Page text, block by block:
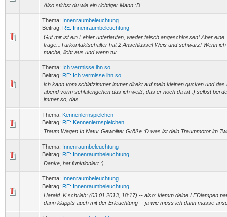
Also stirbst du wie ein richtiger Mann :D
Thema: Innenraumbeleuchtung
Beitrag: RE: Innenraumbeleuchtung
Gut mir ist ein Fehler unterlaufen, wieder falsch angeschlossen! Aber eine
frage...Türkontaktschalter hat 2 Anschlüsse! Weis und schwarz! Wenn
mache, licht aus und wenn tur...
Thema: Ich vermisse ihn so....
Beitrag: RE: Ich vermisse ihn so....
ich kann vom schlafzimmer immer direkt auf mein kleinen gucken und das
abend vorm schlafengehen das ich weiß, das er noch da ist :) selbst bei
immer so, das...
Thema: Kennenlernspielchen
Beitrag: RE: Kennenlernspielchen
Traum Wagen In Natur Gewollter Größe :D was ist dein Traummotor im
Thema: Innenraumbeleuchtung
Beitrag: RE: Innenraumbeleuchtung
Danke, hat funktioniert :)
Thema: Innenraumbeleuchtung
Beitrag: RE: Innenraumbeleuchtung
Harald_K schrieb: (03.01.2013, 18:17) -- also: klemm deine LEDlampen
dann klappts auch mit der Erleuchtung -- ja wie muss ich dann masse